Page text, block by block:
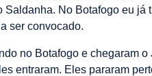
Saldanha. No Botafogo eu
ser convocado.
no Botafogo e chegaram
entraram. Eles pararam